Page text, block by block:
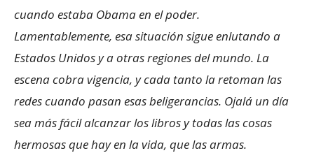
cuando estaba Obama en el poder.
Lamentablemente, esa situación sigue enlutando a
Estados Unidos y a otras regiones del mundo. La
escena cobra vigencia, y cada tanto la retoman las
redes cuando pasan esas beligerancias. Ojalá un día
sea más fácil alcanzar los libros y todas las cosas
hermosas que hay en la vida, que las armas.